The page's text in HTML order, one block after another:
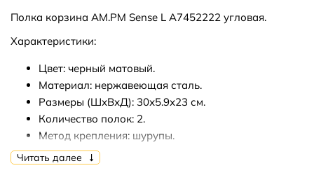
Полка корзина AM.PM Sense L A7452222 угловая.
Характеристики:
Цвет: черный матовый.
Материал: нержавеющая сталь.
Размеры (ШхВхД): 30х5.9х23 см.
Количество полок: 2.
Метод крепления: шурупы.
Монтаж: подвесной.
Читать далее